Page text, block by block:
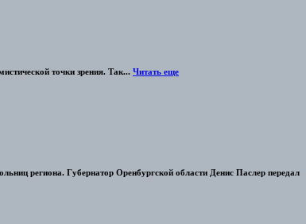
точки зрения. Так... Читать еще
региона. Губернатор Оренбургской области Денис Паслер передал